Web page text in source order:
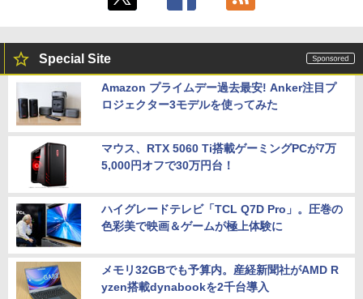
Special Site
Amazon プライムデー過去最安! Anker注目プ
ロジェクター3モデルを使ってみた
マウス、RTX 5060 Ti搭載ゲーミングPCが7万
5,000円オフで30万円台！
ハイグレードテレビ「TCL Q7D Pro」。圧巻の
色彩美で映画＆ゲームが極上体験に
メモリ32GBでも予算内。産経新聞社がAMD R
yzen搭載dynabookを2千台導入